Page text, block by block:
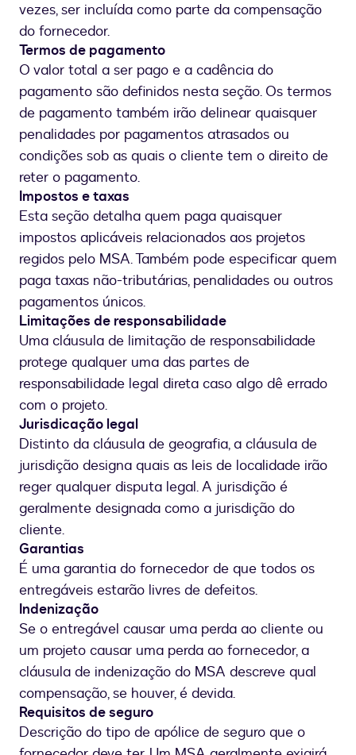
vezes, ser incluída como parte da compensação
do fornecedor.
Termos de pagamento
O valor total a ser pago e a cadência do
pagamento são definidos nesta seção. Os termos
de pagamento também irão delinear quaisquer
penalidades por pagamentos atrasados ou
condições sob as quais o cliente tem o direito de
reter o pagamento.
Impostos e taxas
Esta seção detalha quem paga quaisquer
impostos aplicáveis relacionados aos projetos
regidos pelo MSA. Também pode especificar quem
paga taxas não-tributárias, penalidades ou outros
pagamentos únicos.
Limitações de responsabilidade
Uma cláusula de limitação de responsabilidade
protege qualquer uma das partes de
responsabilidade legal direta caso algo dê errado
com o projeto.
Jurisdicação legal
Distinto da cláusula de geografia, a cláusula de
jurisdição designa quais as leis de localidade irão
reger qualquer disputa legal. A jurisdição é
geralmente designada como a jurisdição do
cliente.
Garantias
É uma garantia do fornecedor de que todos os
entregáveis estarão livres de defeitos.
Indenização
Se o entregável causar uma perda ao cliente ou
um projeto causar uma perda ao fornecedor, a
cláusula de indenização do MSA descreve qual
compensação, se houver, é devida.
Requisitos de seguro
Descrição do tipo de apólice de seguro que o